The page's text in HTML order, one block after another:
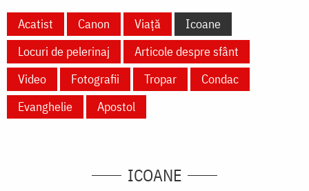
Acatist Canon Viață
Icoane
Locuri de pelerinaj
Articole despre sfânt
Video
Fotografii Tropar
Condac
Evanghelie
Apostol
ICOANE